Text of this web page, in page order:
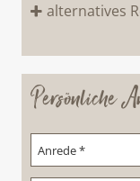
alternatives
Persönliche